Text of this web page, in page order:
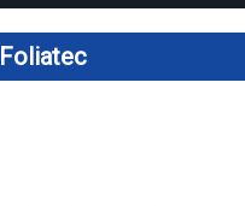
Foliatec